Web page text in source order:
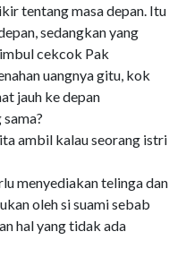
tentang masa depan. Itu
sedangkan yang
cekcok Pak
uangnya gitu, kok
jauh ke depan
ambil kalau seorang istri
menyediakan telinga dan
oleh si suami sebab
hal yang tidak ada